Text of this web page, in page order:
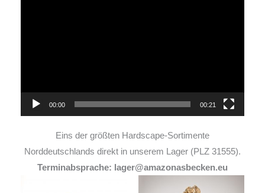
00:00 00:21
Eins der größten Hardscape-Sortimente
Norddeutschlands direkt in unserem Lager (PLZ 31555).
Terminabsprache: lager@amazonasbecken.eu